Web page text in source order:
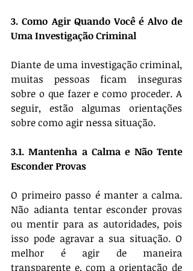
3. Como Agir Quando Você é Alvo de
Uma Investigação Criminal
Diante de uma investigação criminal,
muitas pessoas ficam inseguras
sobre o que fazer e como proceder. A
seguir, estão algumas orientações
sobre como agir nessa situação.
3.1. Mantenha a Calma e Não Tente
Esconder Provas
O primeiro passo é manter a calma.
Não adianta tentar esconder provas
ou mentir para as autoridades, pois
isso pode agravar a sua situação. O
melhor é agir de maneira
transparente e, com a orientação de